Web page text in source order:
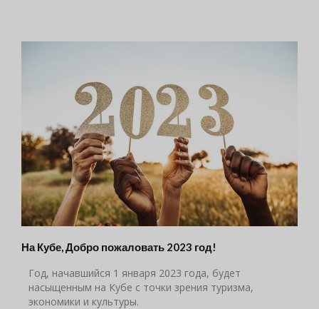
На Кубе, Добро пожаловать 2023 год!
Год, начавшийся 1 января 2023 года, будет
насыщенным на Кубе с точки зрения туризма,
экономики и культуры.